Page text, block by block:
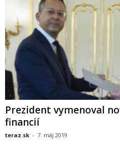
Prezident vymenoval
financií
teraz.sk - 7. máj 2019